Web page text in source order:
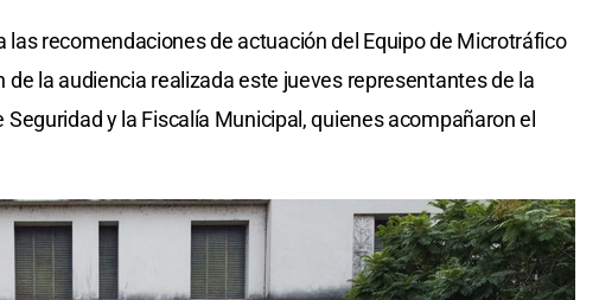
las recomendaciones de actuación del Equipo de Microtráfico
de la audiencia realizada este jueves representantes de la
y la Fiscalía Municipal, quienes acompañaron el